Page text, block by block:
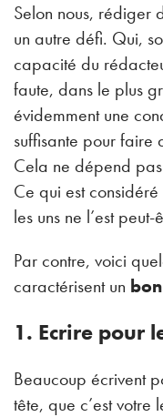
Selon nous, rédiger
un autre défi. Qui,
capacité du
faute, dans le plus
évidemment une
suffisante pour faire
Cela ne dépend
Ce qui est
les uns ne l’est
Par contre, voici
caractérisent un
1. Ecrire pour
Beaucoup écrivent
tête, que c’est votre